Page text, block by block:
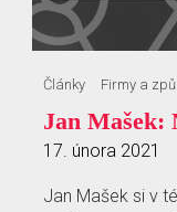
Články Firmy a
Jan Mašek:
17. února 2021
Jan Mašek si v